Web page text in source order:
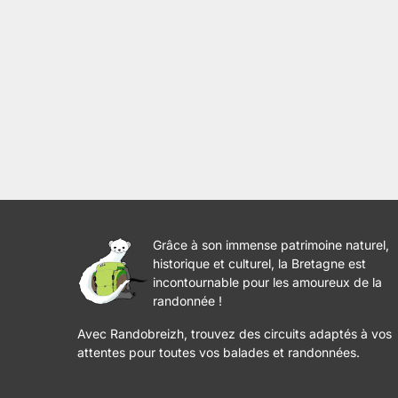
Grâce à son immense patrimoine naturel,
historique et culturel, la Bretagne est
incontournable pour les amoureux de la
randonnée !
Avec Randobreizh, trouvez des circuits adaptés à vos
attentes pour toutes vos balades et randonnées.